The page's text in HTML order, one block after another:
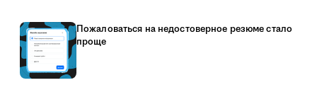
Пожаловаться на недостоверное резюме стало
проще